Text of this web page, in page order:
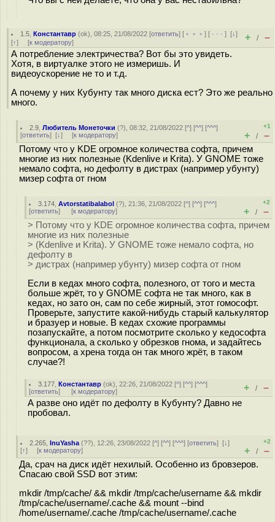
1.5 ,Константавр (ok), 08:25, 21/08/2022 [ответить] [ ﹢﹢﹢] [ · · ·][↓]
[↑] [к модератору] + / –
А потребление электричества? Вот бы это увидеть.
Хотя, в виртуалке этого не измеришь. И
видеоускорение не то и т.д.
А почему у них Кубунту так много диска ест? Это же реально
много.
2.9 ,Любитель Монеточки (?), 08:32, 21/08/2022 [^] [^^] [^^^]
[ответить] [↓] [к модератору]
+1
+ / –
Потому что у KDE огромное количества софта, причем
многие из них полезные (Kdenlive и Krita). У GNOME тоже
немало софта, но дефолту в дистрах (например убунту)
мизер софта от гном
3.174 ,Avtorstatibalabol (?), 21:36, 21/08/2022 [^] [^^] [^^^]
[ответить] [к модератору]
+2
+ / –
> Потому что у KDE огромное количества софта, причем
многие из них полезные
> (Kdenlive и Krita). У GNOME тоже немало софта, но
дефолту в
> дистрах (например убунту) мизер софта от гном
Если в кедах много софта, полезного, от того и места
больше жрёт, то у GNOME софта не так много, как в
кедах, но зато он, сам по себе жирный, этот гомософт.
Проверьте, запустите какой-нибудь старый калькулятор
и бразуер и новые. В кедах схожие программы
позапускайте, а потом посмотрите сколько у кедософта
функционала, а сколько у обрезков гнома, и задайтесь
вопросом, а хрена тогда он так много жрёт, в таком
случае?!
3.177 ,Константавр (ok), 22:26, 21/08/2022 [^] [^^] [^^^]
[ответить] [к модератору] + / –
А разве оно идёт по дефолту в Кубунту? Давно не
пробовал.
2.265 ,InuYasha (??), 12:26, 23/08/2022 [^] [^^] [^^^] [ответить][↓]
[↑] [к модератору]
+2
+ / –
Да, срач на диск идёт нехилый. Особенно из бровзеров.
Спасаю свой SSD вот этим:
mkdir /tmp/cache/ && mkdir /tmp/cache/username && mkdir
/tmp/cache/username/.cache && mount --bind
/home/username/.cache /tmp/cache/username/.cache